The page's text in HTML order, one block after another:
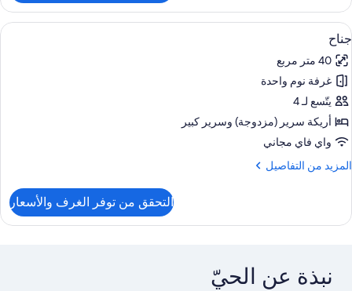
غرفة
سوبيريور
مزدوجة
بسريرين
منفصلين
استعراض
جميع
صور
جناح
6
جناح
40 متر مربع
غرفة نوم واحدة
يتّسع لـ 4
أريكة سرير (مزدوجة)‫‬ وسرير كبير
واي فاي مجاني
المزيد من التفاصيل
المزيد
جناح
التحقق من توفر الغرف والأسعار
نبذة عن الحيّ